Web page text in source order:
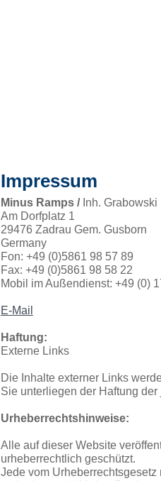
Impressum
Minus Ramps / Inh. Grabowski
Am Dorfplatz 1
29476 Zadrau Gem. Gusborn
Germany
Fon: +49 (0)5861 98 57 89
Fax: +49 (0)5861 98 58 22
Mobil im Außendienst: +49 (0)
E-Mail
Haftung:
Externe Links
Die Inhalte externer Links
Sie unterliegen der Haftung
Urheberrechtshinweise:
Alle auf dieser Website
urheberrechtlich geschützt.
Jede vom